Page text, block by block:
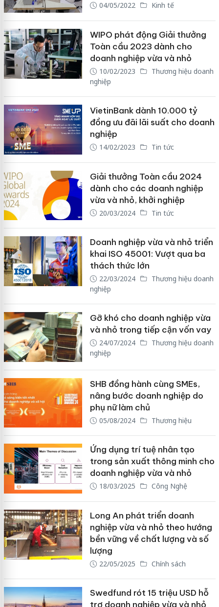
04/05/2022 Kinh tế
WIPO phát động Giải thưởng
Toàn cầu 2023 dành cho
doanh nghiệp vừa và nhỏ
10/02/2023
Thương hiệu doanh
nghiệp
VietinBank dành 10.000 tỷ
đồng ưu đãi lãi suất cho doanh
nghiệp
14/02/2023 Tin tức
Giải thưởng Toàn cầu 2024
dành cho các doanh nghiệp
vừa và nhỏ, khởi nghiệp
20/03/2024 Tin tức
Doanh nghiệp vừa và nhỏ triển
khai ISO 45001: Vượt qua ba
thách thức lớn
22/03/2024
Thương hiệu doanh
nghiệp
Gỡ khó cho doanh nghiệp vừa
và nhỏ trong tiếp cận vốn vay
24/07/2024
Thương hiệu doanh
nghiệp
SHB đồng hành cùng SMEs,
nâng bước doanh nghiệp do
phụ nữ làm chủ
05/08/2024 Thương hiệu
Ứng dụng trí tuệ nhân tạo
trong sản xuất thông minh cho
doanh nghiệp vừa và nhỏ
18/03/2025 Công Nghệ
Long An phát triển doanh
nghiệp vừa và nhỏ theo hướng
bền vững về chất lượng và số
lượng
22/05/2025 Chính sách
Swedfund rót 15 triệu USD hỗ
trợ doanh nghiệp vừa và nhỏ